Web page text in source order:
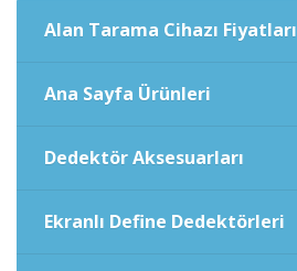
Alan Tarama Cihazı Fiyatları
Ana Sayfa Ürünleri
Dedektör Aksesuarları
Ekranlı Define Dedektörleri